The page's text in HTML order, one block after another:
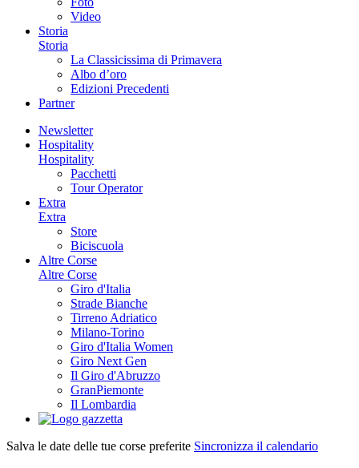
Video
Storia
Storia
La Classicissima di Primavera
Albo d’oro
Edizioni Precedenti
Partner
Newsletter
Hospitality
Hospitality
Pacchetti
Tour Operator
Extra
Extra
Store
Biciscuola
Altre Corse
Altre Corse
Giro d'Italia
Strade Bianche
Tirreno Adriatico
Milano-Torino
Giro d'Italia Women
Giro Next Gen
Il Giro d'Abruzzo
GranPiemonte
Il Lombardia
Salva le date delle tue corse preferite Sincronizza il calendario